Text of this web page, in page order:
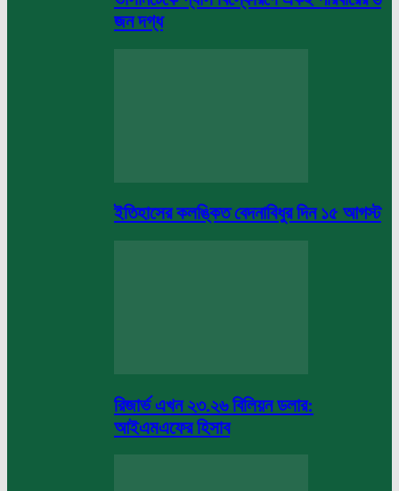
জন দগ্ধ
ইতিহাসের কলঙ্কিত বেদনাবিধুর দিন ১৫ আগস্ট
রিজার্ভ এখন ২৩.২৬ বিলিয়ন ডলার:
আইএমএফের হিসাব